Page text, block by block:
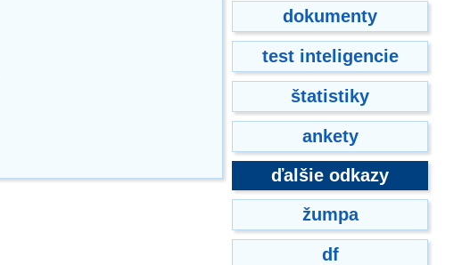
dokumenty
test inteligencie
štatistiky
ankety
ďalšie odkazy
žumpa
df